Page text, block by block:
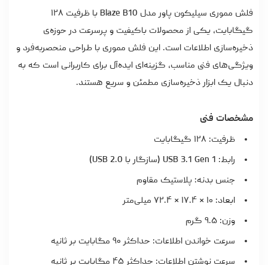
فلش مموری سیلیکون پاور مدل Blaze B10 با ظرفیت ۱۲۸
گیگابایت، یکی از محصولات باکیفیت و پرسرعت در حوزه‌ی
ذخیره‌سازی اطلاعات است. این فلش مموری با طراحی منحصربه‌فرد و
ویژگی‌های فنی مناسب، گزینه‌ای ایده‌آل برای کاربرانی است که به
دنبال یک ابزار ذخیره‌سازی مطمئن و سریع هستند.
مشخصات فنی
ظرفیت: ۱۲۸ گیگابایت
رابط: USB 3.1 Gen 1 (سازگار با USB 2.0)
جنس بدنه: پلاستیک مقاوم
ابعاد: ۱۰ × ۱۷.۴ × ۷۲.۴ میلی‌متر
وزن: ۹.۵ گرم
سرعت خواندن اطلاعات: حداکثر ۹۰ مگابایت بر ثانیه
سرعت نوشتن اطلاعات: حداکثر ۴۵ مگابایت بر ثانیه